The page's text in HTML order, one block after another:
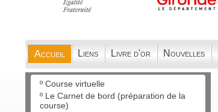
Accueil Liens Livre d'or Nouvelles
º Course virtuelle
º Le Carnet de bord (préparation de la
course)